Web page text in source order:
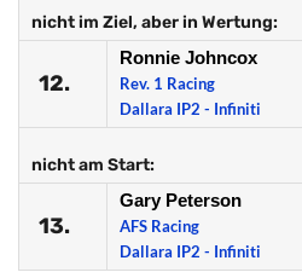
nicht im Ziel, aber in Wertung:
12.
Ronnie Johncox
Rev. 1 Racing
Dallara IP2 - Infiniti
nicht am Start:
13.
Gary Peterson
AFS Racing
Dallara IP2 - Infiniti